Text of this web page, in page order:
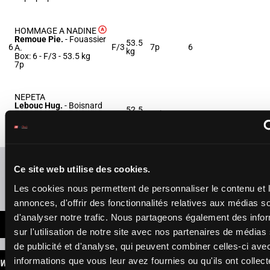
Ce site web utilise des cookies.
Les cookies nous permettent de personnaliser le contenu et
annonces, d'offrir des fonctionnalités relatives aux médias
d'analyser notre trafic. Nous partageons également des
sur l'utilisation de notre site avec nos partenaires de médias
de publicité et d'analyse, qui peuvent combiner celles-ci
informations que vous leur avez fournies ou qu'ils ont
6
HOMMAGE A NADINE
Remoue Pie. - Fouassier
A.
Box: 6 - F/3 - 53.5 kg
7p
F/3 53.5
kg
7p 6
7
NEPETA
Lebouc Hug. - Boisnard
J.
Debut
F/352.5
Debut 3
Presence of favorite horses
LATEST NEWS
WINNINGS